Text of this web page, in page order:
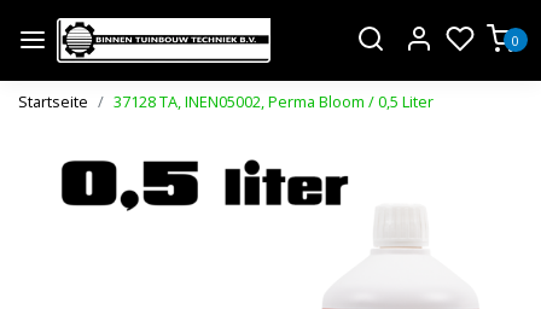
0
Startseite 37128 TA, INEN05002, Perma Bloom / 0,5 Liter